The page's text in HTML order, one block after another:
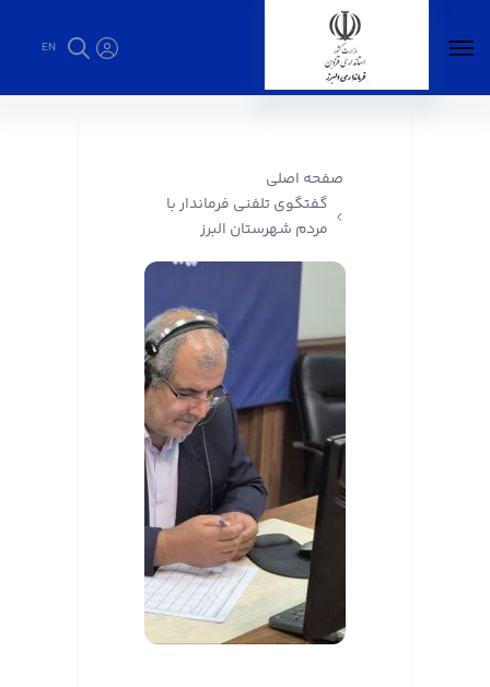
EN
صفحه اصلی
گفتگوی تلفنی فرماندار با
مردم شهرستان البرز